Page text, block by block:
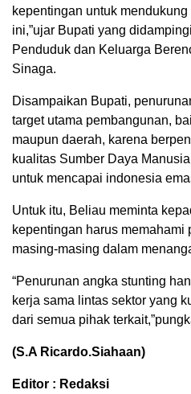
kepentingan untuk
ini,”ujar Bupati yang
Penduduk dan Keluarga
Sinaga.
Disampaikan Bupati,
target utama pembangunan,
maupun daerah, karena
kualitas Sumber Daya
untuk mencapai indonesia
Untuk itu, Beliau meminta
kepentingan harus
masing-masing dalam
“Penurunan angka stunting
kerja sama lintas sektor yang
dari semua pihak
(S.A Ricardo.Siahaan)
Editor : Redaksi